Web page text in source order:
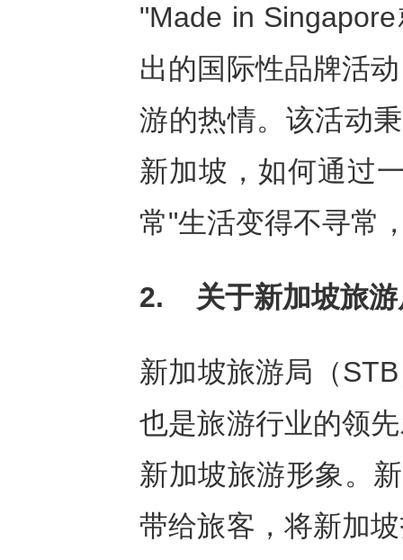
"Made in
出的国际性品牌活
游的热情。该活动
新加坡，如何通过
常"生活变得不寻常
2. 关于新加坡旅
新加坡旅游局（
也是旅游行业的领
新加坡旅游形象。
带给旅客，将新加